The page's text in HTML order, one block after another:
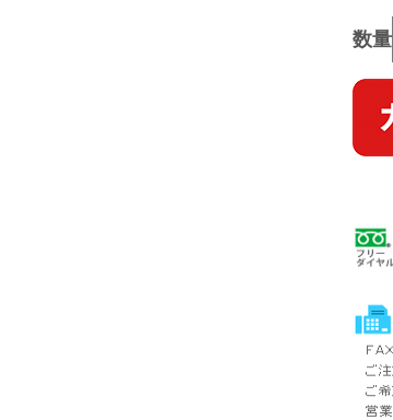
数量